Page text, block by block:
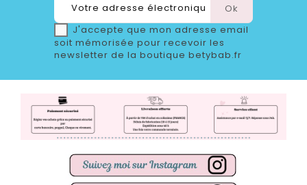
J'accepte que mon adresse email
soit mémorisée pour recevoir les
newsletter de la boutique betybab.fr